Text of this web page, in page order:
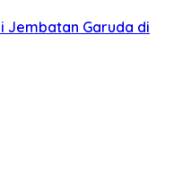
Jembatan Garuda di